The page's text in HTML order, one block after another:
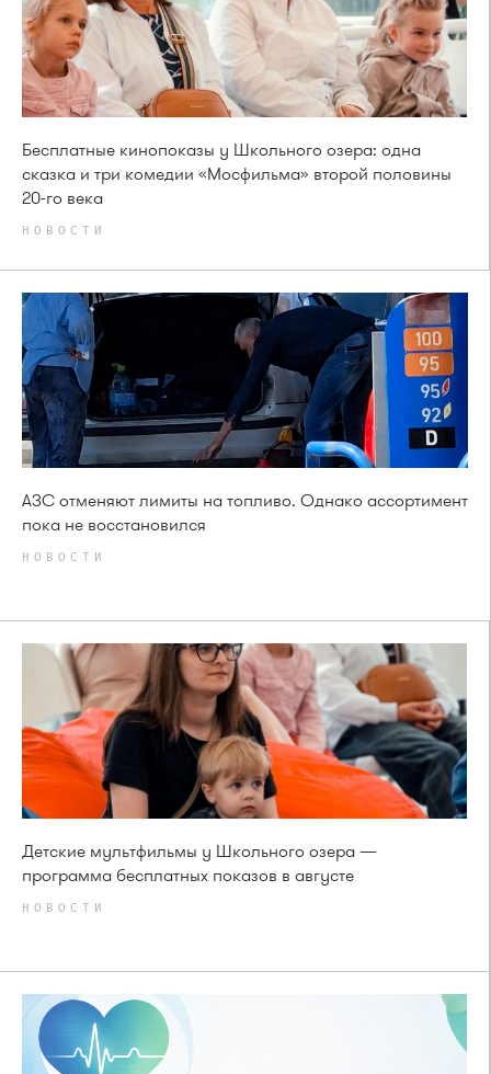
Бесплатные кинопоказы у Школьного озера: одна
сказка и три комедии «Мосфильма» второй половины
20-го века
НОВОСТИ
АЗС отменяют лимиты на топливо. Однако ассортимент
пока не восстановился
НОВОСТИ
Детские мультфильмы у Школьного озера —
программа бесплатных показов в августе
НОВОСТИ